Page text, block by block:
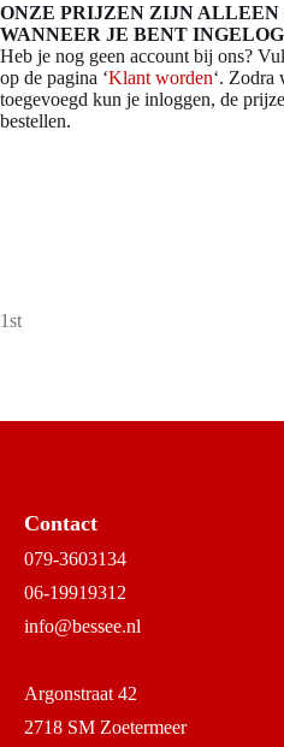
ONZE PRIJZEN ZIJN
WANNEER JE BENT
Heb je nog geen account bij ons?
op de pagina ‘Klant worden‘. Zodra
toegevoegd kun je inloggen, de
bestellen.
1st
Contact
079-3603134
06-19919312
info@bessee.nl
Argonstraat 42
2718 SM Zoetermeer